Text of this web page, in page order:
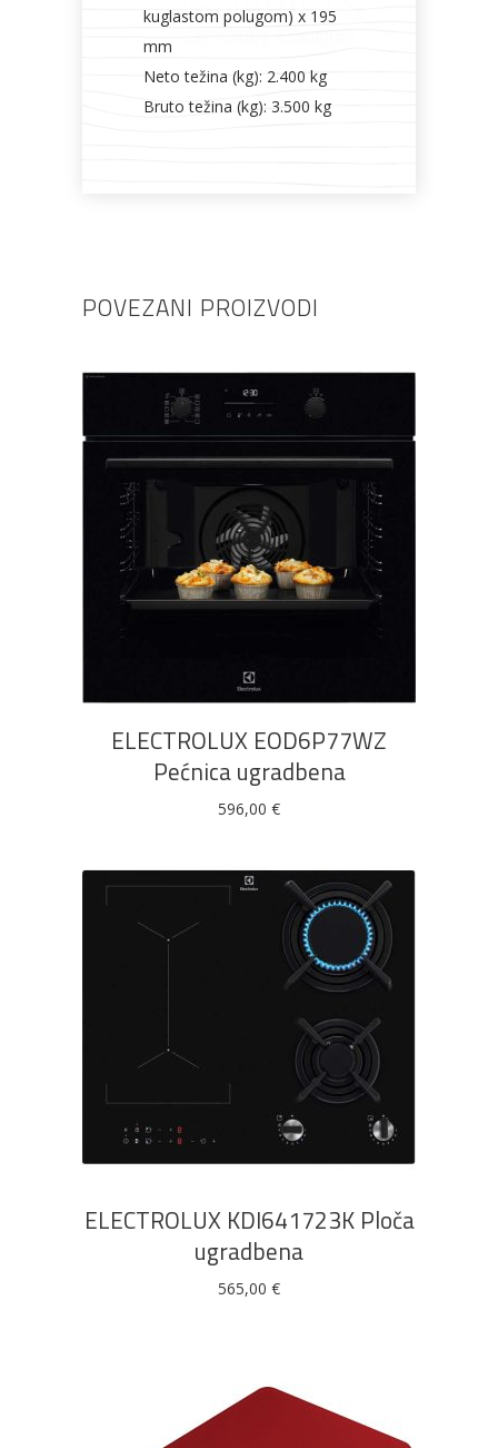
kuglastom polugom) x 195
mm
Neto težina (kg): 2.400 kg
Bruto težina (kg): 3.500 kg
POVEZANI PROIZVODI
ELECTROLUX EOD6P77WZ
Pećnica ugradbena
596,00 €
DODAJ U KOŠARICU
ELECTROLUX KDI641723K Ploča
ugradbena
565,00 €